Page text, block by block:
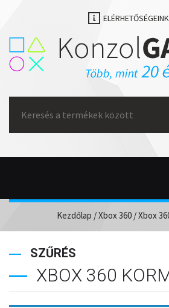
ELÉRHETŐSÉGEINK
for:
Kezdőlap /Xbox 360/ Xbox
SZŰRÉS
XBOX 360